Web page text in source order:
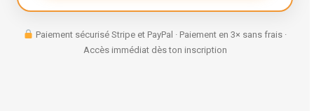
Paiement sécurisé Stripe et PayPal · Paiement en 3× sans frais ·
Accès immédiat dès ton inscription